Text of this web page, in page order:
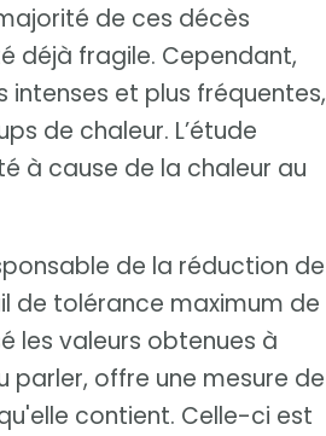
de ces décès
déjà fragile. Cependant,
intenses et plus fréquentes,
de chaleur. L’étude
à cause de la chaleur au
de la réduction de
de tolérance maximum de
les valeurs obtenues à
parler, offre une mesure de
contient. Celle-ci est